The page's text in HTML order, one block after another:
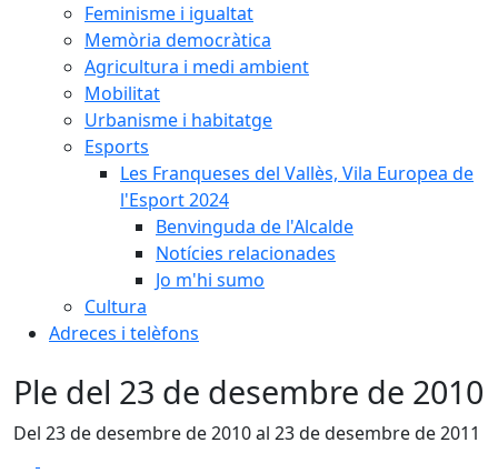
Feminisme i igualtat
Memòria democràtica
Agricultura i medi ambient
Mobilitat
Urbanisme i habitatge
Esports
Les Franqueses del Vallès, Vila Europea de
l'Esport 2024
Benvinguda de l'Alcalde
Notícies relacionades
Jo m'hi sumo
Cultura
Adreces i telèfons
Ple del 23 de desembre de 2010
Del 23 de desembre de 2010 al 23 de desembre de 2011